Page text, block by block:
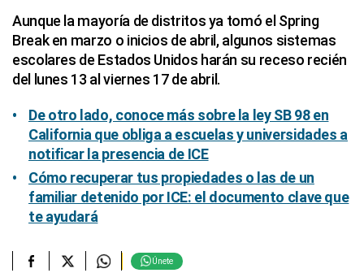
Aunque la mayoría de distritos ya tomó el Spring
Break en marzo o inicios de abril, algunos sistemas
escolares de Estados Unidos harán su receso recién
del lunes 13 al viernes 17 de abril.
De otro lado, conoce más sobre la ley SB 98 en
California que obliga a escuelas y universidades a
notificar la presencia de ICE
Cómo recuperar tus propiedades o las de un
familiar detenido por ICE: el documento clave que
te ayudará
Únete